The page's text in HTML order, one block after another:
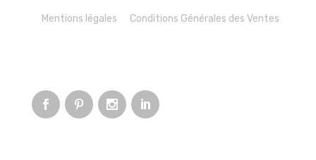
Mentions légales Conditions Générales des Ventes